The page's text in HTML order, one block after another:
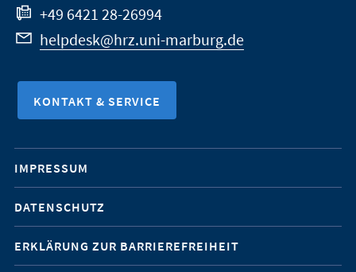
+49 6421 28-26994
helpdesk@hrz.uni-marburg.de
KONTAKT & SERVICE
Mobile-
Service-
Navigation
IMPRESSUM
DATENSCHUTZ
ERKLÄRUNG ZUR BARRIEREFREIHEIT